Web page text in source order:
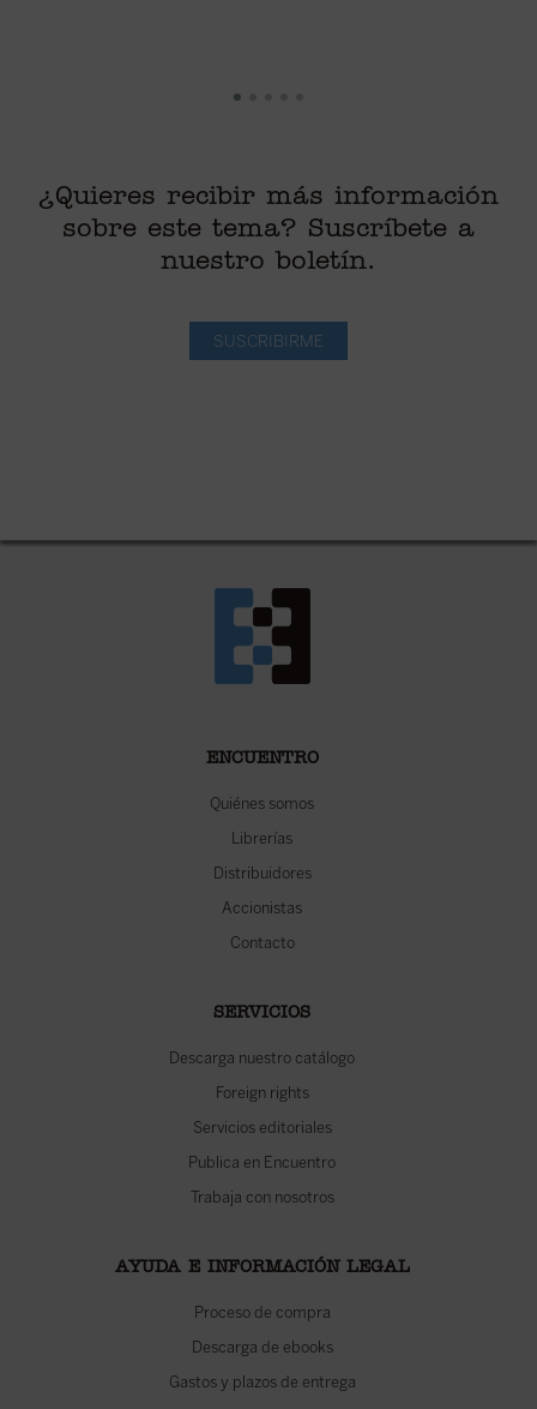
¿Quieres recibir más información
sobre este tema? Suscríbete a
nuestro boletín.
SUSCRIBIRME
ENCUENTRO
Quiénes somos
Librerías
Distribuidores
Accionistas
Contacto
SERVICIOS
Descarga nuestro catálogo
Foreign rights
Servicios editoriales
Publica en Encuentro
Trabaja con nosotros
AYUDA E INFORMACIÓN LEGAL
Proceso de compra
Descarga de ebooks
Gastos y plazos de entrega